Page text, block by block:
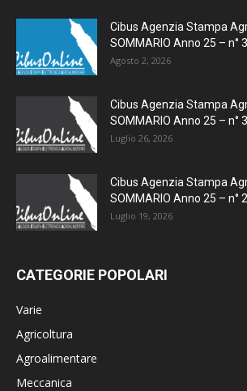
Cibus Agenzia Stampa
SOMMARIO Anno 25 – n°
Agosto 2, 2026
Cibus Agenzia Stampa
SOMMARIO Anno 25 – n°
Luglio 26, 2026
Cibus Agenzia Stampa
SOMMARIO Anno 25 – n°
Luglio 19, 2026
CATEGORIE POPOLARI
Varie
Agricoltura
Agroalimentare
Meccanica